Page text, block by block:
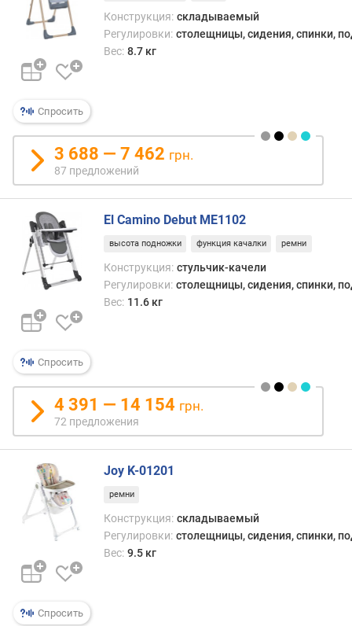
л
о
н
с
п
н
к
и
(
п
о
о
ж
е
н
и
)
ы
с
о
т
а
п
о
д
н
и
(
р
Спросить
Конструкция: складываемый
Регулировки: столещницы, сидения, спинки,
Вес: 8.7 кг
3 688 — 7 462 грн.
87 предложений
Спросить
El Camino Debut ME1102
высота подножки функция качалки ремни
Конструкция: стульчик-качели
Регулировки: столещницы, сидения, спинки,
Вес: 11.6 кг
4 391 — 14 154 грн.
72 предложения
Спросить
Joy K-01201
ремни
Конструкция: складываемый
Регулировки: столещницы, сидения, спинки,
Вес: 9.5 кг